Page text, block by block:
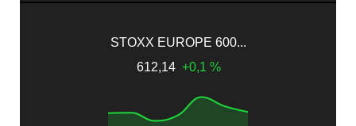
STOXX EUROPE 600...
612,14 +0,1 %